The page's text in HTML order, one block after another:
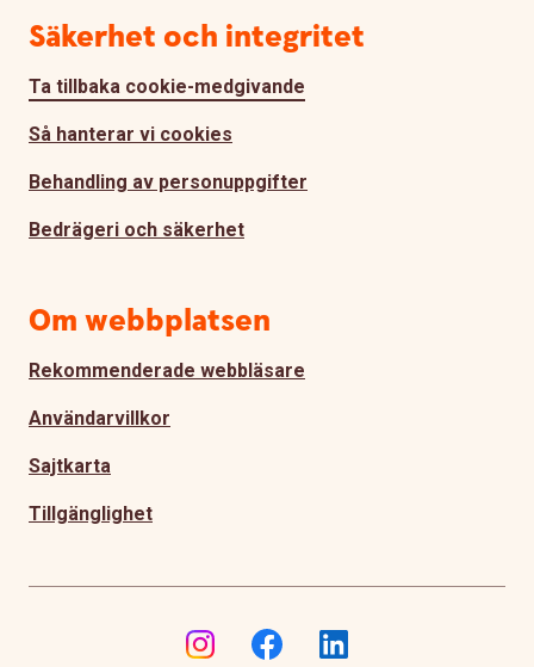
Säkerhet och integritet
Ta tillbaka cookie-medgivande
Så hanterar vi cookies
Behandling av personuppgifter
Bedrägeri och säkerhet
Om webbplatsen
Rekommenderade webbläsare
Användarvillkor
Sajtkarta
Tillgänglighet